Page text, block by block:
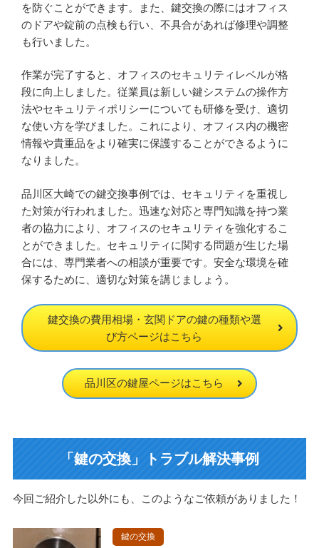
を防ぐことができます。また、鍵交換の際にはオフィス
のドアや錠前の点検も行い、不具合があれば修理や調整
も行いました。
作業が完了すると、オフィスのセキュリティレベルが格
段に向上しました。従業員は新しい鍵システムの操作方
法やセキュリティポリシーについても研修を受け、適切
な使い方を学びました。これにより、オフィス内の機密
情報や貴重品をより確実に保護することができるように
なりました。
品川区大崎での鍵交換事例では、セキュリティを重視し
た対策が行われました。迅速な対応と専門知識を持つ業
者の協力により、オフィスのセキュリティを強化するこ
とができました。セキュリティに関する問題が生じた場
合には、専門業者への相談が重要です。安全な環境を確
保するために、適切な対策を講じましょう。
鍵交換の費用相場・玄関ドアの鍵の種類や選
び方ページはこちら
品川区の鍵屋ページはこちら
「鍵の交換」トラブル解決事例
今回ご紹介した以外にも、このようなご依頼がありました！
鍵の交換